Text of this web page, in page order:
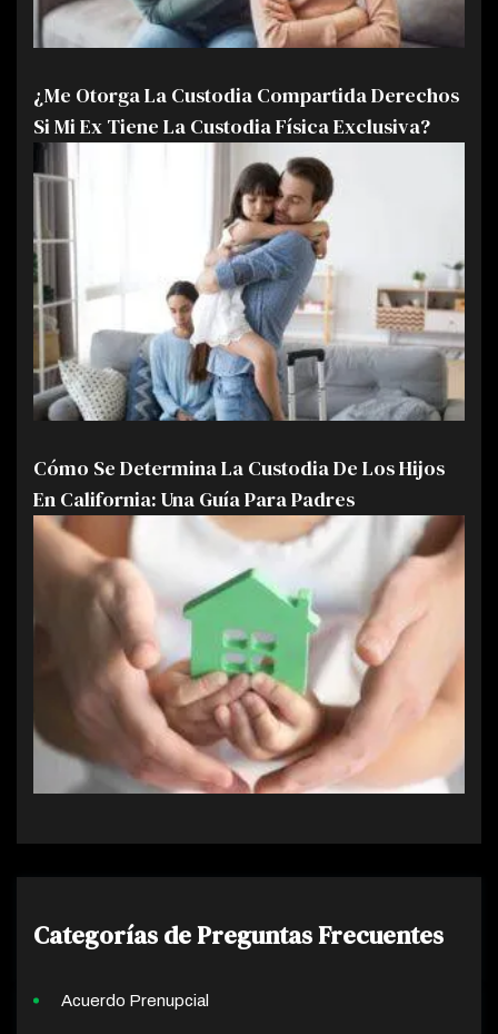
¿Me Otorga La Custodia Compartida Derechos
Si Mi Ex Tiene La Custodia Física Exclusiva?
Cómo Se Determina La Custodia De Los Hijos
En California: Una Guía Para Padres
Categorías de Preguntas Frecuentes
Acuerdo Prenupcial